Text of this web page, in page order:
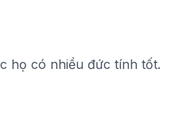
họ có nhiều đức tính tốt.